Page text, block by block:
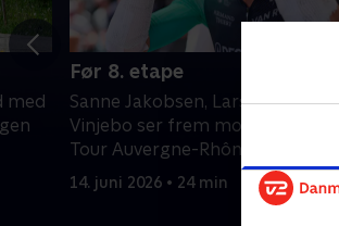
med
Før 8. etape
Sanne Jakobsen, Lars Bak og
Vinjebo ser frem mod dagens
Tour Auvergne-Rhône-Alpes.
14. juni 2026 • 24 min